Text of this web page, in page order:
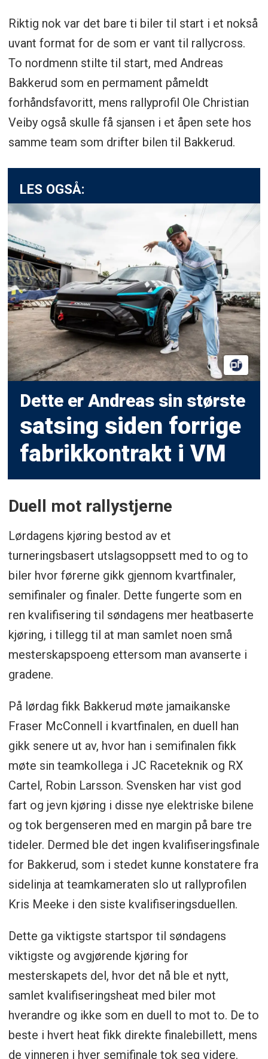
Riktig nok var det bare ti biler til start i et nokså
uvant format for de som er vant til rallycross.
To nordmenn stilte til start, med Andreas
Bakkerud som en permament påmeldt
forhåndsfavoritt, mens rallyprofil Ole Christian
Veiby også skulle få sjansen i et åpen sete hos
samme team som drifter bilen til Bakkerud.
LES OGSÅ:
Dette er Andreas sin største
satsing siden forrige
fabrikkontrakt i VM
Duell mot rallystjerne
Lørdagens kjøring bestod av et
turneringsbasert utslagsoppsett med to og to
biler hvor førerne gikk gjennom kvartfinaler,
semifinaler og finaler. Dette fungerte som en
ren kvalifisering til søndagens mer heatbaserte
kjøring, i tillegg til at man samlet noen små
mesterskapspoeng ettersom man avanserte i
gradene.
På lørdag fikk Bakkerud møte jamaikanske
Fraser McConnell i kvartfinalen, en duell han
gikk senere ut av, hvor han i semifinalen fikk
møte sin teamkollega i JC Raceteknik og RX
Cartel, Robin Larsson. Svensken har vist god
fart og jevn kjøring i disse nye elektriske bilene
og tok bergenseren med en margin på bare tre
tideler. Dermed ble det ingen kvalifiseringsfinale
for Bakkerud, som i stedet kunne konstatere fra
sidelinja at teamkameraten slo ut rallyprofilen
Kris Meeke i den siste kvalifiseringsduellen.
Dette ga viktigste startspor til søndagens
viktigste og avgjørende kjøring for
mesterskapets del, hvor det nå ble et nytt,
samlet kvalifiseringsheat med biler mot
hverandre og ikke som en duell to mot to. De to
beste i hvert heat fikk direkte finalebillett, mens
de vinneren i hver semifinale tok seg videre.